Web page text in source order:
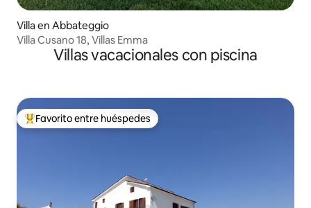
Villa en Abbateggio
Villa Cusano 18, Villas Emma
Villas vacacionales con piscina
Favorito entre huéspedes preferido
Favorito entre huéspedes